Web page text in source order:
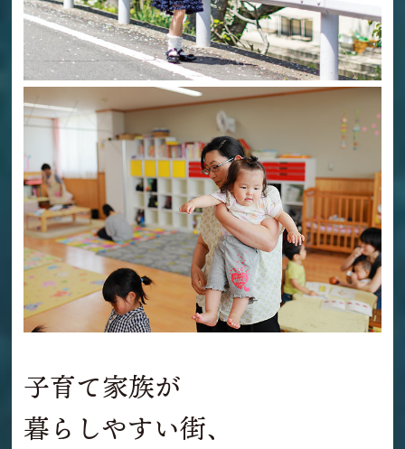
子育て家族が
暮らしやすい街、